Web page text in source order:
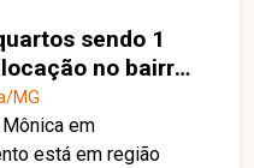
sendo 1
no bairro
MG
MG
em
está em região